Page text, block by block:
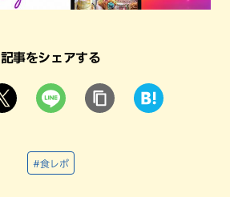
記事をシェアする
#食レポ